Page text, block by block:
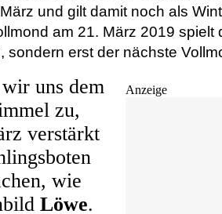
und gilt damit noch als
am 21. März 2019 spielt
sondern erst der nächste
Anzeige
uns dem
zu,
verstärkt
wie
Löwe.